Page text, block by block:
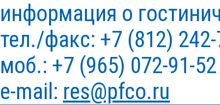
информация о
тел./факс: +7 (812)
моб.: +7 (965) 072-91-52
e-mail: res@pfco.ru